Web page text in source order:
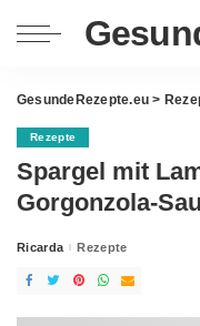
GesundeRezepte.eu >
Rezepte
Spargel mit
Gorgonzola-
Posted
Ricarda Rezepte